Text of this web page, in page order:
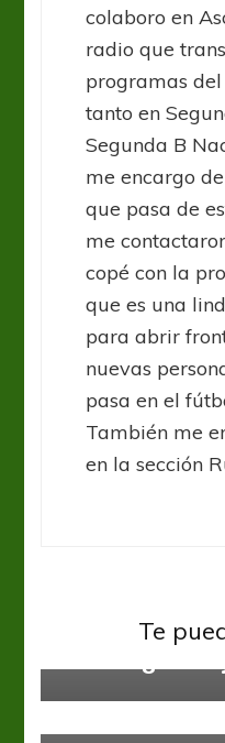
colaboro en
radio que
programas
tanto en
Segunda B
me encargo
que pasa de
me
copé con la
que es una
para abrir
nuevas
pasa en el
También me
en la sección
Te
Punto final